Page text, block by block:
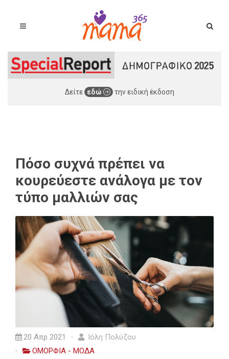
Δείτε εδώ την ειδική έκδοση
Πόσο συχνά πρέπει να
κουρεύεστε ανάλογα με τον
τύπο μαλλιών σας
20 Απρ 2021
Ιόλη Πολύζου
ΟΜΟΡΦΙΑ - ΜΟΔΑ